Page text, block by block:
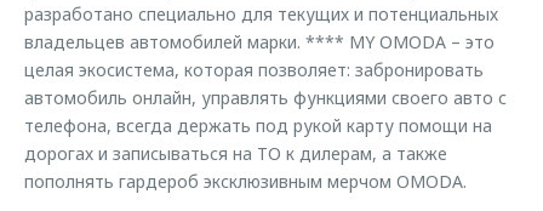
разработано специально для текущих и потенциальных
владельцев автомобилей марки. **** MY OMODA – это
целая экосистема, которая позволяет: забронировать
автомобиль онлайн, управлять функциями своего авто с
телефона, всегда держать под рукой карту помощи на
дорогах и записываться на ТО к дилерам, а также
пополнять гардероб эксклюзивным мерчом OMODA.